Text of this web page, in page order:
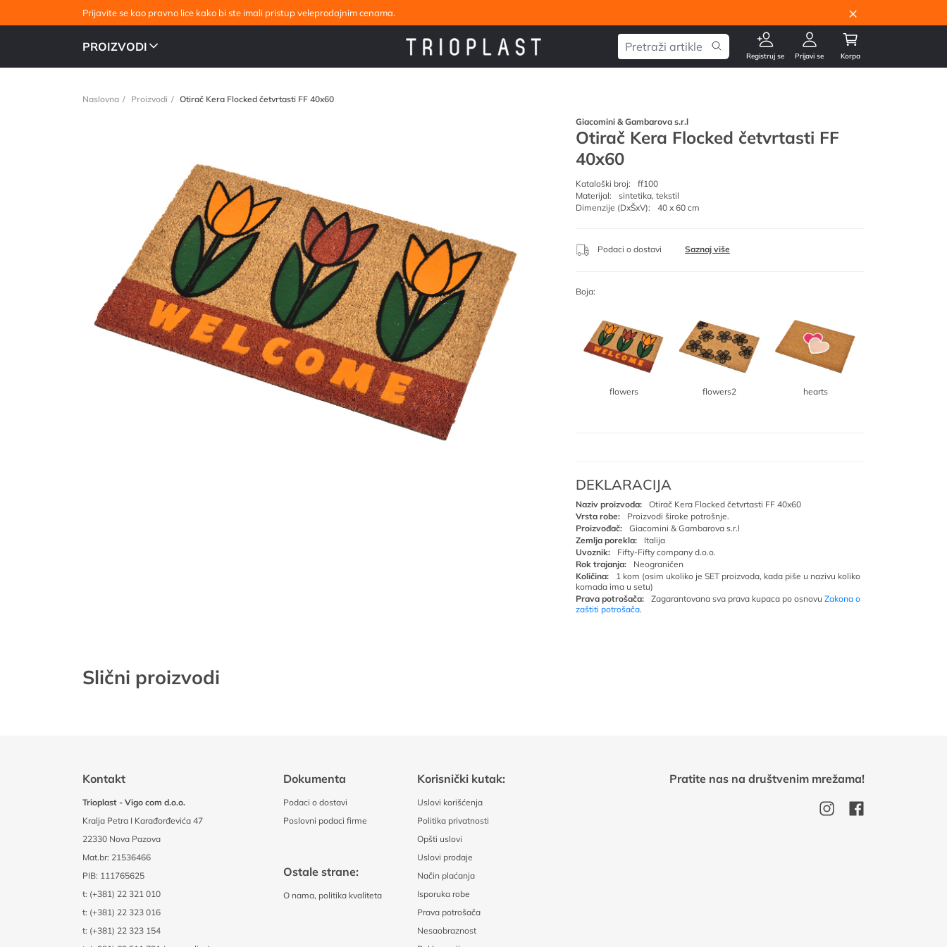
Prijavite se kao pravno lice kako bi ste imali pristup veleprodajnim cenama. ×
PROIZVODI
Registruj se Prijavi se Korpa
Naslovna Proizvodi Otirač Kera Flocked četvrtasti FF 40x60
Giacomini & Gambarova s.r.l
Otirač Kera Flocked četvrtasti FF
40x60
Kataloški broj:
ff100
Materijal:
sintetika, tekstil
Dimenzije (DxŠxV):
40 x 60 cm
Podaci o dostavi Saznaj više
Boja:
flowers flowers2 hearts
DEKLARACIJA
Naziv proizvoda:
Otirač Kera Flocked četvrtasti FF 40x60
Vrsta robe:
Proizvodi široke potrošnje.
Proizvođač:
Giacomini & Gambarova s.r.l
Zemlja porekla:
Italija
Uvoznik:
Fifty-Fifty company d.o.o.
Rok trajanja:
Neograničen
Količina:
1 kom (osim ukoliko je SET proizvoda, kada piše u nazivu koliko
komada ima u setu)
Prava potrošača:
Zagarantovana sva prava kupaca po osnovu Zakona o
zaštiti potrošača.
Slični proizvodi
Kontakt
Trioplast - Vigo com d.o.o.
Kralja Petra I Karađorđevića 47
22330 Nova Pazova
Mat.br: 21536466
PIB: 111765625
t: (+381) 22 321 010
t: (+381) 22 323 016
t: (+381) 22 323 154
Dokumenta
Podaci o dostavi
Poslovni podaci firme
Ostale strane:
O nama, politika kvaliteta
Korisnički kutak:
Uslovi korišćenja
Politika privatnosti
Opšti uslovi
Uslovi prodaje
Način plaćanja
Isporuka robe
Prava potrošača
Nesaobraznost
Pratite nas na društvenim mrežama!